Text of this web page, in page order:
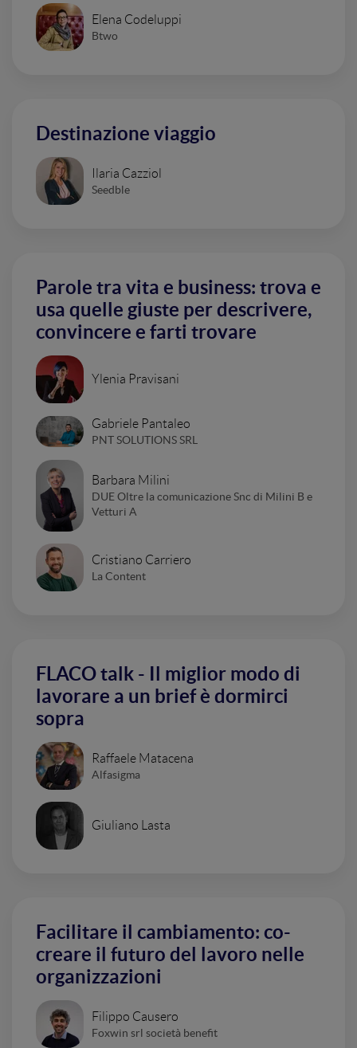
Elena Codeluppi
Btwo
Destinazione viaggio
Ilaria Cazziol
Seedble
Parole tra vita e business: trova e
usa quelle giuste per descrivere,
convincere e farti trovare
Ylenia Pravisani
Gabriele Pantaleo
PNT SOLUTIONS SRL
Barbara Milini
DUE Oltre la comunicazione Snc di Milini B e
Vetturi A
Cristiano Carriero
La Content
FLACO talk - Il miglior modo di
lavorare a un brief è dormirci
sopra
Raffaele Matacena
Alfasigma
Giuliano Lasta
Facilitare il cambiamento: co-
creare il futuro del lavoro nelle
organizzazioni
Filippo Causero
Foxwin srl società benefit